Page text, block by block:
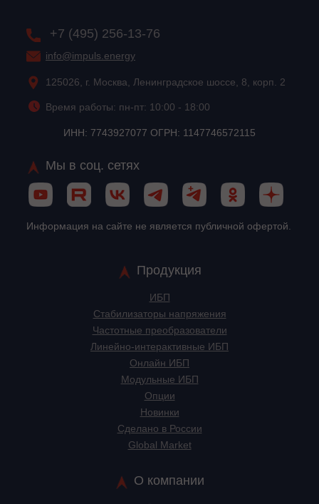
+7 (495) 256-13-76
info@impuls.energy
125026, г. Москва, Ленинградское шоссе, 8, корп. 2
Время работы: пн-пт: 10:00 - 18:00
ИНН: 7743927077 ОГРН: 1147746572115
Мы в соц. сетях
Информация на сайте не является публичной офертой.
Продукция
ИБП
Стабилизаторы напряжения
Частотные преобразователи
Линейно-интерактивные ИБП
Онлайн ИБП
Модульные ИБП
Опции
Новинки
Сделано в России
Global Market
О компании